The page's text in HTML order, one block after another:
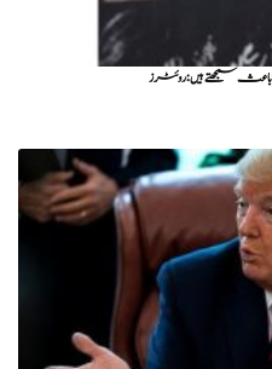
سمجھتے ہیں: روئٹرز